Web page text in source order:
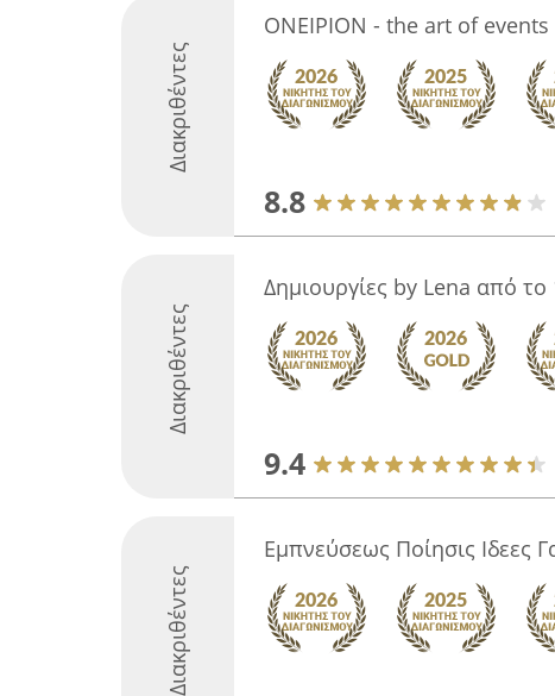
Διακριθέντες
ΟΝΕΙΡΙΟΝ - the art of events
8.8
Διακριθέντες
Δημιουργίες by Lena από το
9.4
Διακριθέντες
Εμπνεύσεως Ποίησις Ιδεες